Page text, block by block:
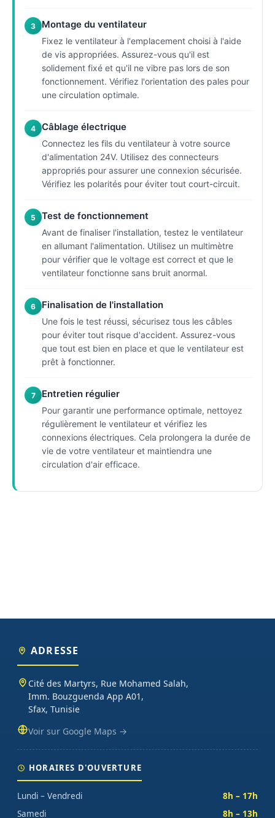
3 Montage du ventilateur
Fixez le ventilateur à l'emplacement choisi à l'aide
de vis appropriées. Assurez-vous qu'il est
solidement fixé et qu'il ne vibre pas lors de son
fonctionnement. Vérifiez l'orientation des pales pour
une circulation optimale.
4 Câblage électrique
Connectez les fils du ventilateur à votre source
d'alimentation 24V. Utilisez des connecteurs
appropriés pour assurer une connexion sécurisée.
Vérifiez les polarités pour éviter tout court-circuit.
5 Test de fonctionnement
Avant de finaliser l'installation, testez le ventilateur
en allumant l'alimentation. Utilisez un multimètre
pour vérifier que le voltage est correct et que le
ventilateur fonctionne sans bruit anormal.
6 Finalisation de l'installation
Une fois le test réussi, sécurisez tous les câbles
pour éviter tout risque d'accident. Assurez-vous
que tout est bien en place et que le ventilateur est
prêt à fonctionner.
7 Entretien régulier
Pour garantir une performance optimale, nettoyez
régulièrement le ventilateur et vérifiez les
connexions électriques. Cela prolongera la durée de
vie de votre ventilateur et maintiendra une
circulation d'air efficace.
ADRESSE
Cité des Martyrs, Rue Mohamed Salah,
Imm. Bouzguenda App A01,
Sfax, Tunisie
Voir sur Google Maps →
HORAIRES D'OUVERTURE
Lundi – Vendredi
8h – 17h
Samedi
8h – 13h